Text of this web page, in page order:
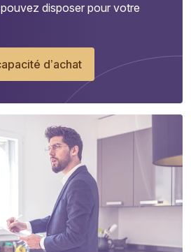
disposer pour votre
d’achat